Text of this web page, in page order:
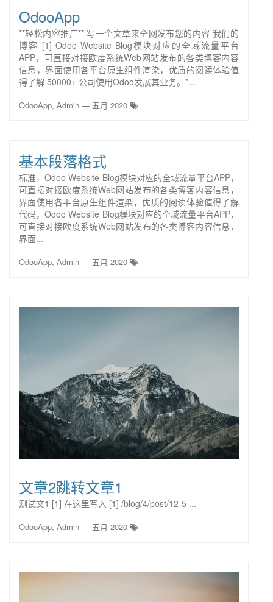
OdooApp
**轻松内容推广** 写一个文章来全网发布您的内容 我们的
博客 [1] Odoo Website Blog模块对应的全域流量平台
APP，可直接对接欧度系统Web网站发布的各类博客内容
信息，界面使用各平台原生组件渲染，优质的阅读体验值
得了解 50000+ 公司使用Odoo发展其业务。*...
OdooApp, Admin — 五月 2020
基本段落格式
标准，Odoo Website Blog模块对应的全域流量平台APP，
可直接对接欧度系统Web网站发布的各类博客内容信息，
界面使用各平台原生组件渲染，优质的阅读体验值得了解
代码，Odoo Website Blog模块对应的全域流量平台APP，
可直接对接欧度系统Web网站发布的各类博客内容信息，
界面...
OdooApp, Admin — 五月 2020
文章2跳转文章1
测试文1 [1] 在这里写入 [1] /blog/4/post/12-5 ...
OdooApp, Admin — 五月 2020